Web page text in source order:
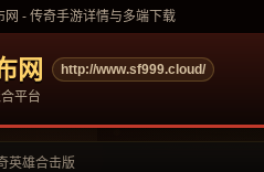
- 传奇手游详情与多端下载
网
http://www.sf999.cloud/
平台
英雄合击版